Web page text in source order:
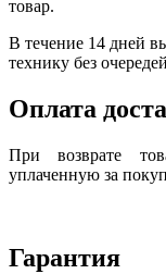
товар.
В течение 14 дней
технику без
Оплата
При возврате
уплаченную за
Гарантия